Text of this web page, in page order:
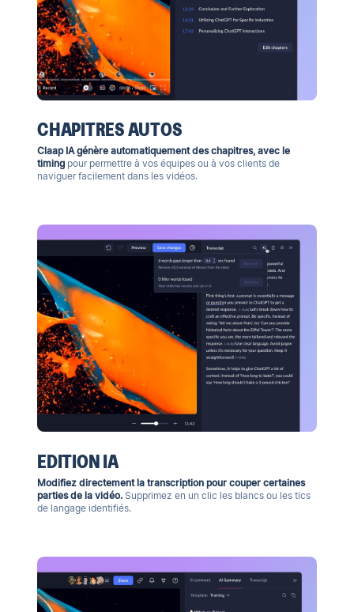
CHAPITRES AUTOS
Claap IA génère automatiquement des chapitres, avec le
timing pour permettre à vos équipes ou à vos clients de
naviguer facilement dans les vidéos.
EDITION IA
Modifiez directement la transcription pour couper certaines
parties de la vidéo. Supprimez en un clic les blancs ou les tics
de langage identifiés.